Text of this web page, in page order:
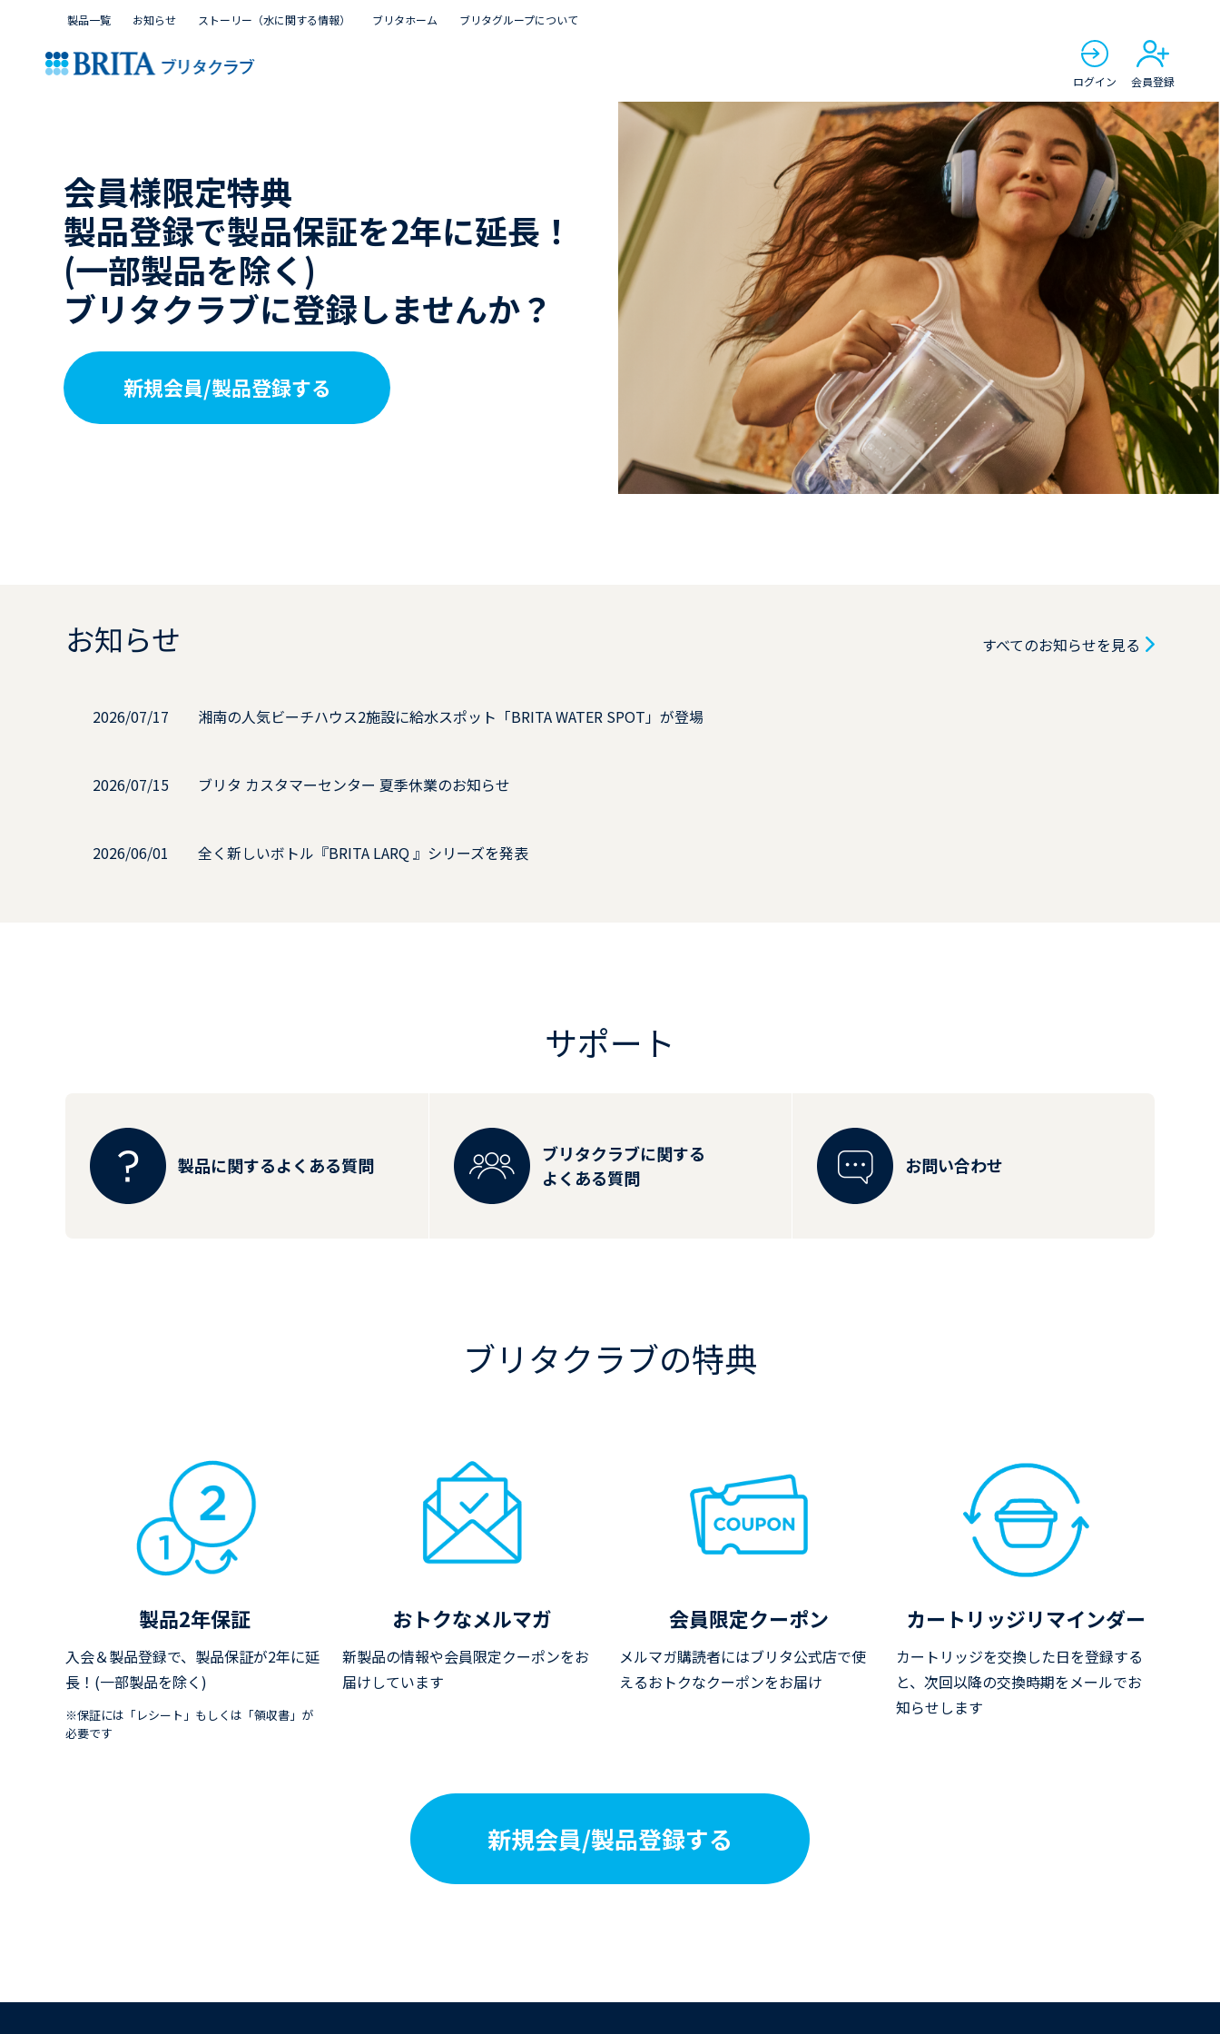
製品一覧 お知らせ ストーリー（水に関する情報） ブリタホーム ブリタグループについて
ログイン 会員登録
会員様限定特典
製品登録で製品保証を2年に延長！
(一部製品を除く)
ブリタクラブに登録しませんか？
新規会員/製品登録する
お知らせ すべてのお知らせを見る
2026/07/17 湘南の人気ビーチハウス2施設に給水スポット「BRITA WATER SPOT」が登場
2026/07/15 ブリタ カスタマーセンター 夏季休業のお知らせ
2026/06/01 全く新しいボトル『BRITA LARQ 』シリーズを発表
サポート
製品に関するよくある質問
ブリタクラブに関する
よくある質問
お問い合わせ
ブリタクラブの特典
製品2年保証
入会＆製品登録で、製品保証が2年に延
長！(一部製品を除く)
※保証には「レシート」もしくは「領収書」が
必要です
おトクなメルマガ
新製品の情報や会員限定クーポンをお
届けしています
会員限定クーポン
メルマガ購読者にはブリタ公式店で使
えるおトクなクーポンをお届け
カートリッジリマインダー
カートリッジを交換した日を登録する
と、 次回以降の交換時期をメールでお
知らせします
新規会員/製品登録する